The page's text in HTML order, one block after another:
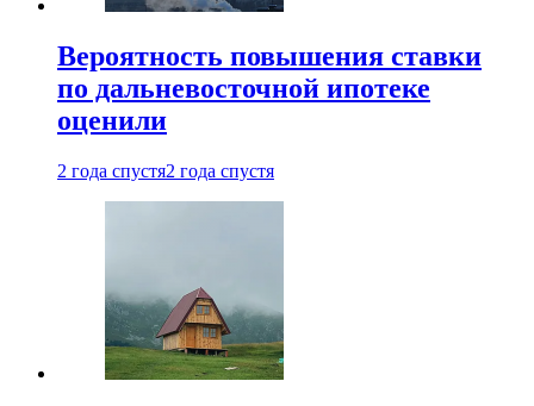
Вероятность повышения ставки
по дальневосточной ипотеке
оценили
2 года спустя2 года спустя